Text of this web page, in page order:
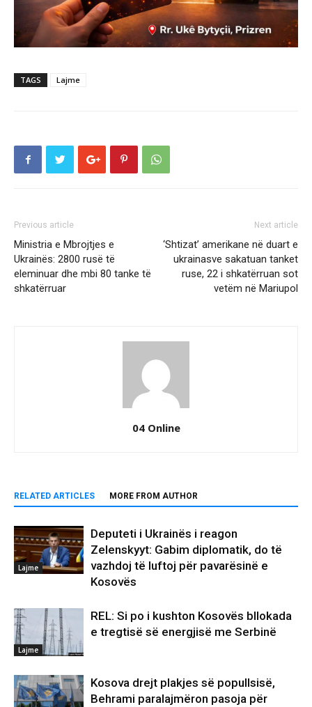
TAGS Lajme
Previous article
Ministria e Mbrojtjes e
Ukrainës: 2800 rusë të
eleminuar dhe mbi 80 tanke të
shkatërruar
Next article
‘Shtizat’ amerikane në duart e
ukrainasve sakatuan tanket
ruse, 22 i shkatërruan sot
vetëm në Mariupol
04 Online
RELATED ARTICLES MORE FROM AUTHOR
Lajme
Deputeti i Ukrainës i reagon
Zelenskyyt: Gabim diplomatik, do të
vazhdoj të luftoj për pavarësinë e
Kosovës
Lajme
REL: Si po i kushton Kosovës bllokada
e tregtisë së energjisë me Serbinë
Kosova drejt plakjes së popullsisë,
Behrami paralajmëron pasoja për